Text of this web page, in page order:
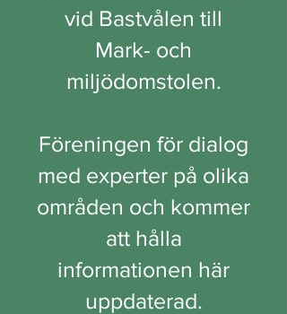
vid Bastvålen till
Mark- och
miljödomstolen.
Föreningen för dialog
med experter på olika
områden och kommer
att hålla
informationen här
uppdaterad.